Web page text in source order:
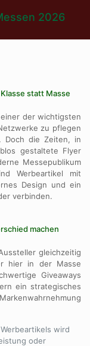
2026
statt Masse
der wichtigsten
zu pflegen
Doch die Zeiten, in
gestaltete Flyer
Messepublikum
Werbeartikel mit
Design und ein
verbinden.
machen
gleichzeitig
hier in der Masse
Giveaways
ein strategisches
wird
oder